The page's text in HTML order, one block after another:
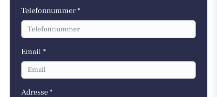
Telefonnummer *
Email *
Adresse *